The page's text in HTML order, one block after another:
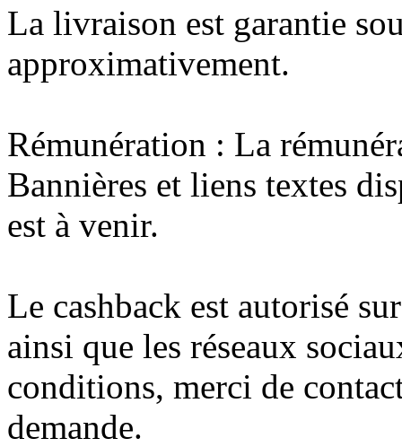
La livraison est garantie
approximativement.
Rémunération : La
Bannières et liens textes
est à venir.
Le cashback est autorisé
ainsi que les réseaux
conditions, merci de
demande.